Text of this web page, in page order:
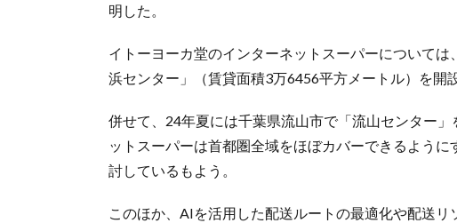
明した。
イトーヨーカ堂のインターネットスーパーについて
浜センター」（賃貸面積3万6456平方メートル）を開
併せて、24年夏には千葉県流山市で「流山センター
ットスーパーは首都圏全域をほぼカバーできるよう
討しているもよう。
このほか、AIを活用した配送ルートの最適化や配送